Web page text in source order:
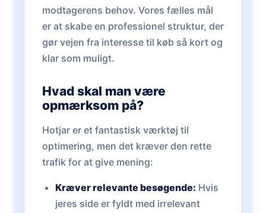
modtagerens behov. Vores fælles mål
er at skabe en professionel struktur, der
gør vejen fra interesse til køb så kort og
klar som muligt.
Hvad skal man være
opmærksom på?
Hotjar er et fantastisk værktøj til
optimering, men det kræver den rette
trafik for at give mening:
Kræver relevante besøgende: Hvis
jeres side er fyldt med irrelevant